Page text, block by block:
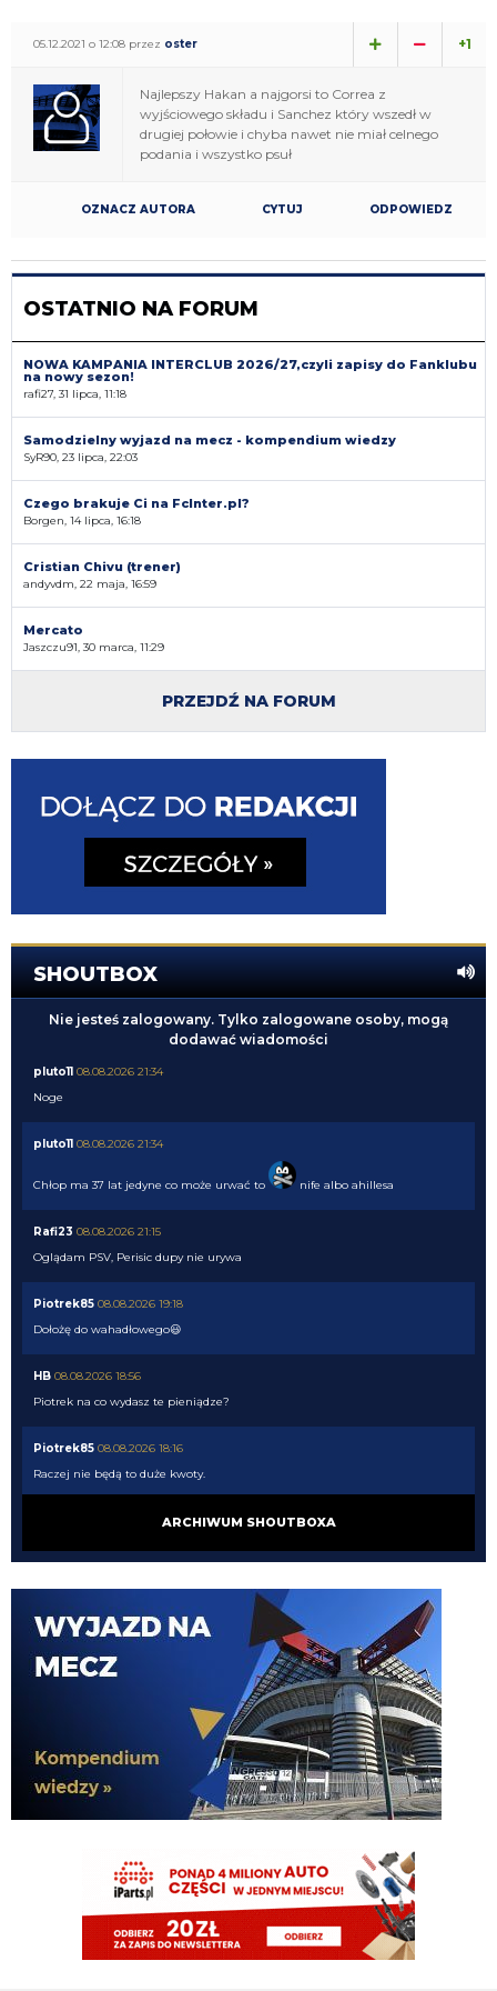
05.12.2021 o 12:08 przez oster +1
Najlepszy Hakan a najgorsi to Correa z
wyjściowego składu i Sanchez który wszedł w
drugiej połowie i chyba nawet nie miał celnego
podania i wszystko psuł
OZNACZ AUTORA CYTUJ ODPOWIEDZ
OSTATNIO NA FORUM
NOWA KAMPANIA INTERCLUB 2026/27,czyli zapisy do Fanklubu
na nowy sezon!
rafi27, 31 lipca, 11:18
Samodzielny wyjazd na mecz - kompendium wiedzy
SyR90, 23 lipca, 22:03
Czego brakuje Ci na FcInter.pl?
Borgen, 14 lipca, 16:18
Cristian Chivu (trener)
andyvdm, 22 maja, 16:59
Mercato
Jaszczu91, 30 marca, 11:29
PRZEJDŹ NA FORUM
SHOUTBOX
Nie jesteś zalogowany. Tylko zalogowane osoby, mogą
dodawać wiadomości
pluto11 08.08.2026 21:34
Noge
pluto11 08.08.2026 21:34
Chłop ma 37 lat jedyne co może urwać to nife albo ahillesa
Rafi23 08.08.2026 21:15
Oglądam PSV, Perisic dupy nie urywa
Piotrek85 08.08.2026 19:18
Dołożę do wahadłowego😃
HB 08.08.2026 18:56
Piotrek na co wydasz te pieniądze?
Piotrek85 08.08.2026 18:16
Raczej nie będą to duże kwoty.
08.08.2026 18:15
Cyrax 08.08.2026 17:31
robi więcej w kilka minut niż LH przez cały pobyt w Interze
Cyrax 08.08.2026 17:30
Diouf naprawdę tak dobrze wygląda na wahadle?
08.08.2026 16:38
Zmienili taktykę. Już nawet się nie dogadują
08.08.2026 16:36
ARCHIWUM SHOUTBOXA